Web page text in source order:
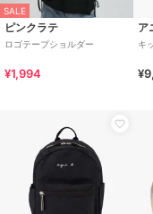
SALE
ピンクラテ
ロゴテープショルダー
¥1,994
ア
キ